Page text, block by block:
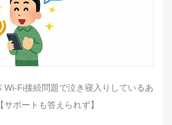
Wi-Fi接続問題で泣き寝入りしているあ
サポートも答えられず】